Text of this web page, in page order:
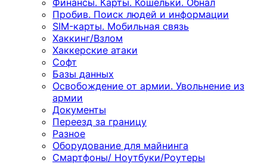
Финансы. Карты. Кошельки. Обнал
Пробив. Поиск людей и информации
SIM-карты. Мобильная связь
Хаккинг/Взлом
Хаккерские атаки
Софт
Базы данных
Освобождение от армии. Увольнение из
армии
Документы
Переезд за границу
Разное
Оборудование для майнинга
Смартфоны/ Ноутбуки/Роутеры